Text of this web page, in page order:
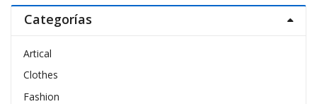
Categorías
Artical
Clothes
Fashion